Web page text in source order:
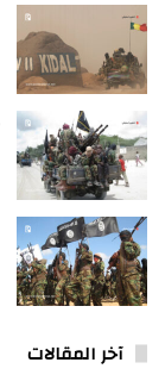
آخر المقالات